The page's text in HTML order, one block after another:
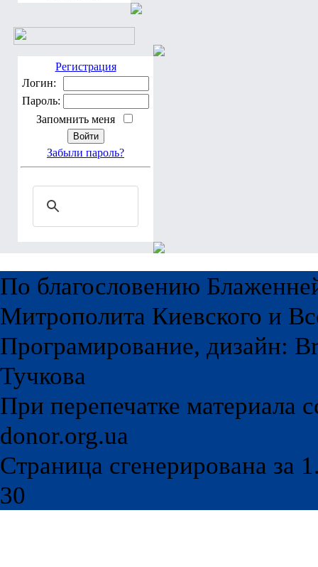
Регистрация
Логин:
Пароль:
Запомнить меня
Забыли пароль?
По благословению
Митрополита Киевского и
Програмирование, дизайн:
Тучкова
При перепечатке материала
donor.org.ua
Страница сгенерирована за
30